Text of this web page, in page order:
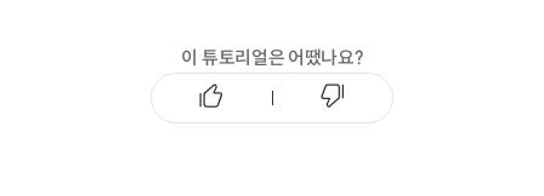
이 튜토리얼은 어땠나요?